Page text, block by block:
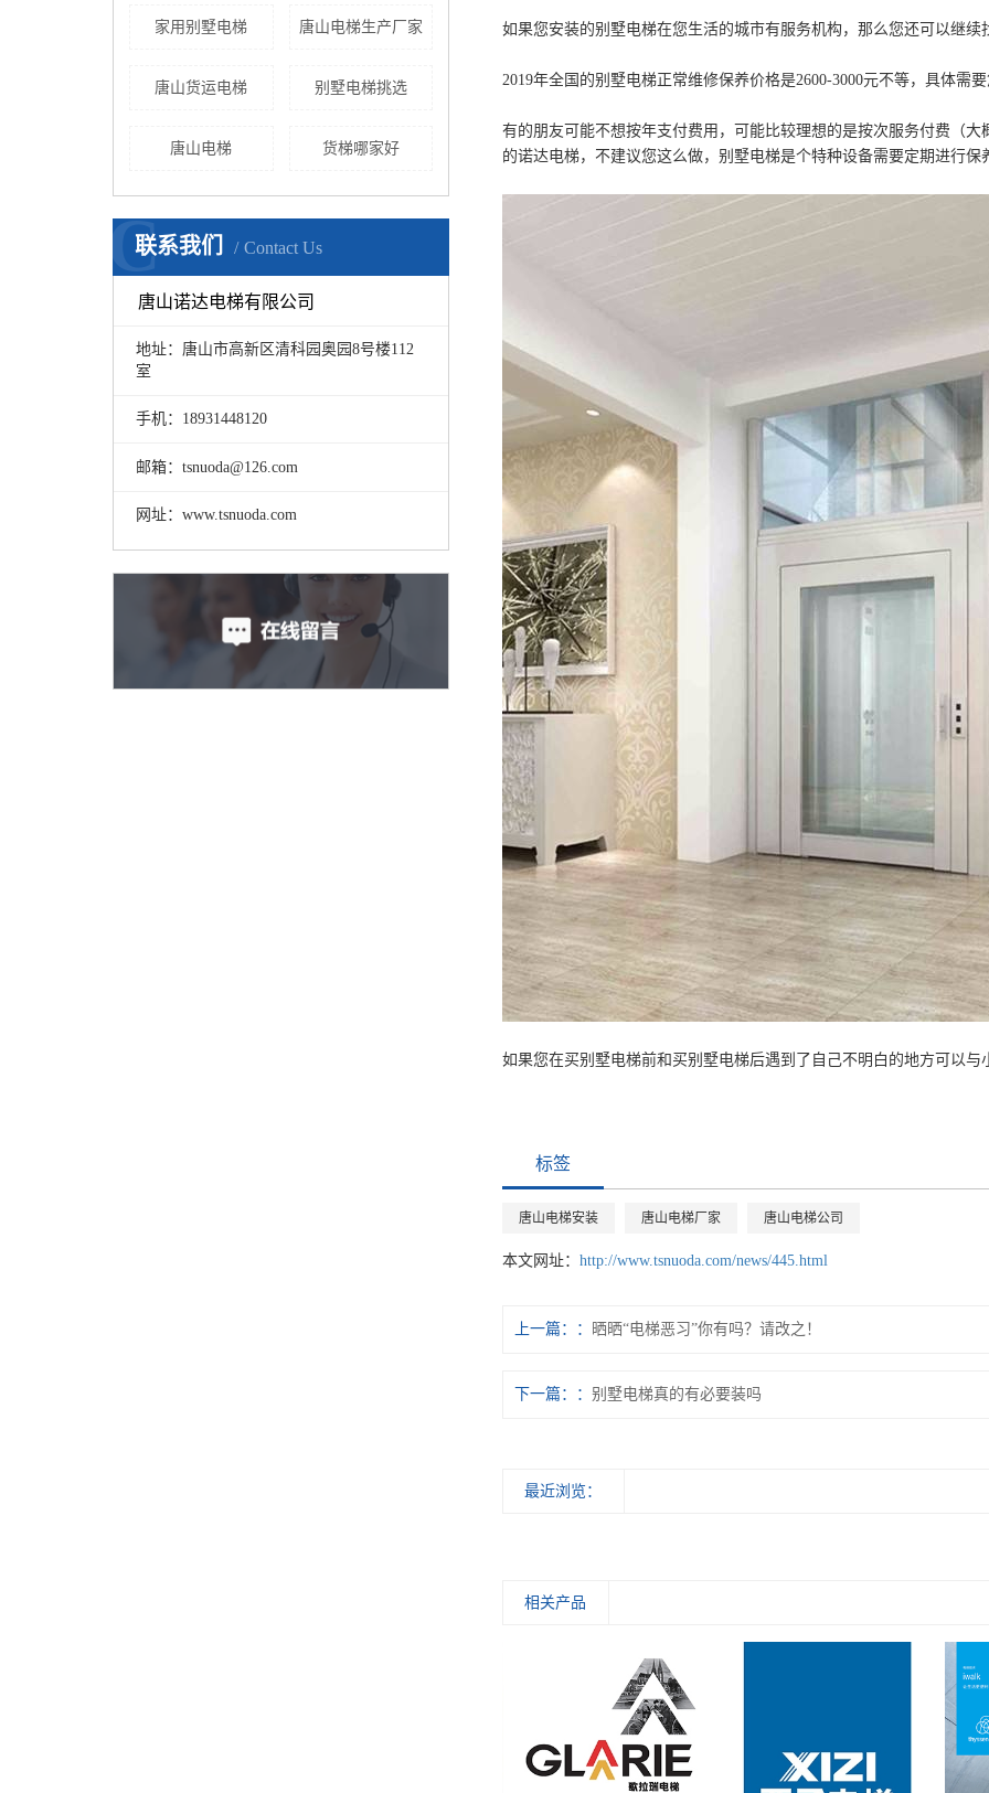
家用别墅电梯 唐山电梯生产厂家
唐山货运电梯 别墅电梯挑选
唐山电梯 货梯哪家好
联系我们 Contact Us
C
唐山诺达电梯有限公司
地址：唐山市高新区清科园奥园8号楼112
室
手机：18931448120
邮箱：tsnuoda@126.com
网址：www.tsnuoda.com
如果您安装的别墅电梯在您生活的城市有服务机构，那么您还可以继续
2019年全国的别墅电梯正常维修保养价格是2600-3000元不等，具体需
有的朋友可能不想按年支付费用，可能比较理想的是按次服务付费（
的诺达电梯，不建议您这么做，别墅电梯是个特种设备需要定期进行保
如果您在买别墅电梯前和买别墅电梯后遇到了自己不明白的地方可以与
标签
唐山电梯安装 唐山电梯厂家 唐山电梯公司
本文网址： http://www.tsnuoda.com/news/445.html
上一篇： 晒晒“电梯恶习”你有吗？请改之！
下一篇： 别墅电梯真的有必要装吗
最近浏览：
相关产品